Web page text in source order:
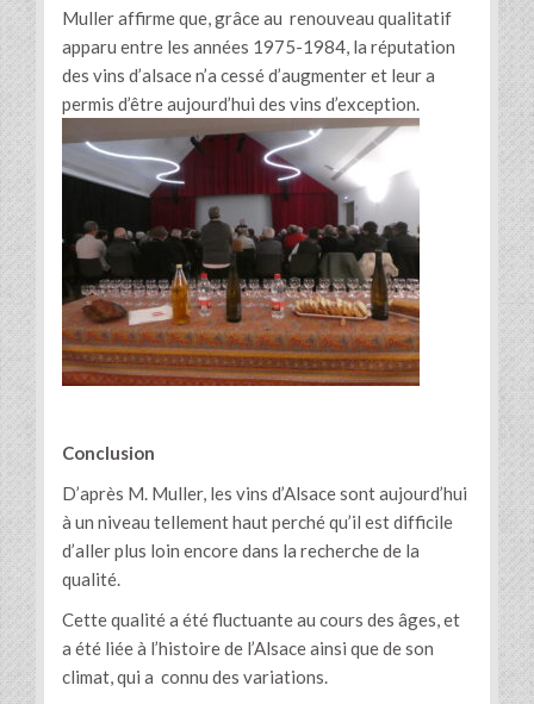
Muller affirme que, grâce au renouveau qualitatif
apparu entre les années 1975-1984, la réputation
des vins d’alsace n’a cessé d’augmenter et leur a
permis d’être aujourd’hui des vins d’exception.
Conclusion
D’après M. Muller, les vins d’Alsace sont aujourd’hui
à un niveau tellement haut perché qu’il est difficile
d’aller plus loin encore dans la recherche de la
qualité.
Cette qualité a été fluctuante au cours des âges, et
a été liée à l’histoire de l’Alsace ainsi que de son
climat, qui a connu des variations.